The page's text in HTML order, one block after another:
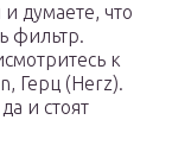
думаете, что
фильтр.
к
Герц (Herz).
и стоят